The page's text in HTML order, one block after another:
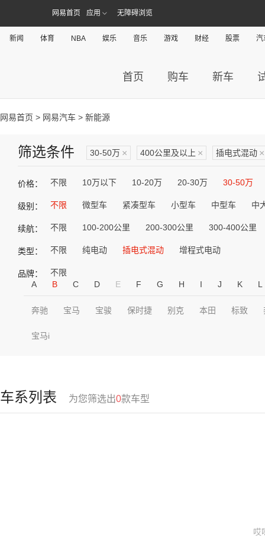
网易首页 应用 无障碍浏览
新闻 体育 NBA 娱乐 音乐 游戏 财经 股票 汽
首页 购车 新车
网易首页 > 网易汽车 > 新能源
筛选条件 30-50万 × 400公里及以上 × 插电式混动 ×
价格： 不限 10万以下 10-20万 20-30万 30-50万
级别： 不限 微型车 紧凑型车 小型车 中型车 中
续航： 不限 100-200公里 200-300公里 300-400公里
类型： 不限 纯电动 插电式混动 增程式电动
品牌：
不限
A
B C D E F G H I J K L
奔驰 宝马 宝骏 保时捷 别克 本田 标致
宝马i
车系列表 为您筛选出0款车型
哎